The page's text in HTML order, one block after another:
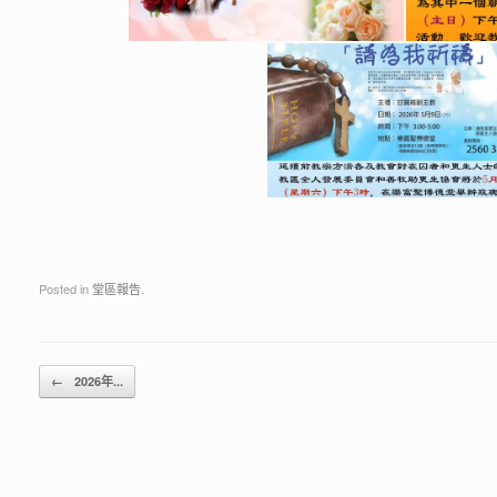
Posted in堂區報告.
Post navigation
← 2026年...